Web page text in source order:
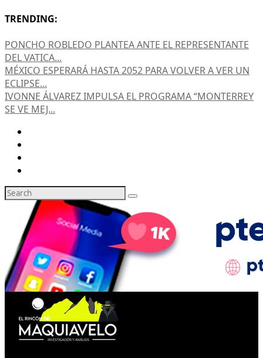
TRENDING:
PONCHO ROBLEDO PLANTEA ANTE EL REPRESENTANTE
DEL VATICA...
MÉXICO ESPERARÁ HASTA 2052 PARA VOLVER A VER UN
ECLIPSE...
IVONNE ÁLVAREZ IMPULSA EL PROGRAMA “MONTERREY
SE VE MEJ...